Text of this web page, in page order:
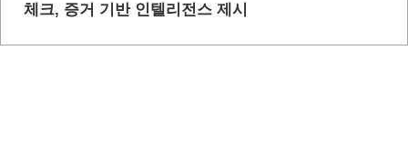
체크, 증거 기반 인텔리전스 제시